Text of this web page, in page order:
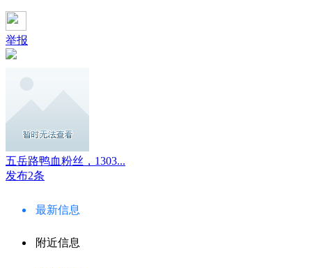
举报
五岳路鸭血粉丝，1303...
发布2条
最新信息
附近信息